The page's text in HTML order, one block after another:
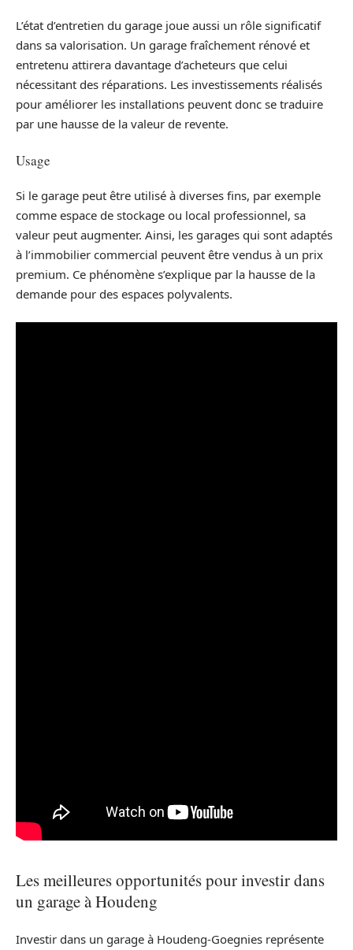
L’état d’entretien du garage joue aussi un rôle significatif
dans sa valorisation. Un garage fraîchement rénové et
entretenu attirera davantage d’acheteurs que celui
nécessitant des réparations. Les investissements réalisés
pour améliorer les installations peuvent donc se traduire
par une hausse de la valeur de revente.
Usage
Si le garage peut être utilisé à diverses fins, par exemple
comme espace de stockage ou local professionnel, sa
valeur peut augmenter. Ainsi, les garages qui sont adaptés
à l’immobilier commercial peuvent être vendus à un prix
premium. Ce phénomène s’explique par la hausse de la
demande pour des espaces polyvalents.
Les meilleures opportunités pour investir dans
un garage à Houdeng
Investir dans un garage à Houdeng-Goegnies représente